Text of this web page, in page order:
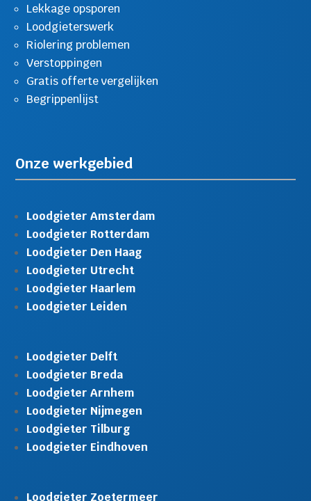
Lekkage opsporen
Loodgieterswerk
Riolering problemen
Verstoppingen
Gratis offerte vergelijken
Begrippenlijst
Onze werkgebied
Loodgieter Amsterdam
Loodgieter Rotterdam
Loodgieter Den Haag
Loodgieter Utrecht
Loodgieter Haarlem
Loodgieter Leiden
Loodgieter Delft
Loodgieter Breda
Loodgieter Arnhem
Loodgieter Nijmegen
Loodgieter Tilburg
Loodgieter Eindhoven
Loodgieter Zoetermeer